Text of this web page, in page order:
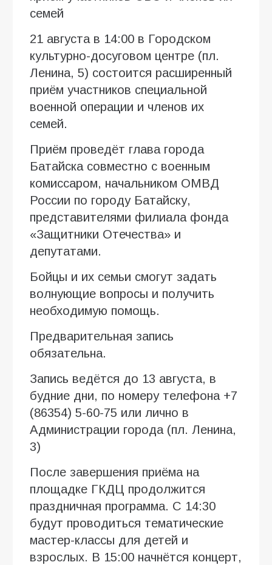
семей
21 августа в 14:00 в Городском
культурно-досуговом центре (пл.
Ленина, 5) состоится расширенный
приём участников специальной
военной операции и членов их
семей.
Приём проведёт глава города
Батайска совместно с военным
комиссаром, начальником ОМВД
России по городу Батайску,
представителями филиала фонда
«Защитники Отечества» и
депутатами.
Бойцы и их семьи смогут задать
волнующие вопросы и получить
необходимую помощь.
Предварительная запись
обязательна.
Запись ведётся до 13 августа, в
будние дни, по номеру телефона +7
(86354) 5-60-75 или лично в
Администрации города (пл. Ленина,
3)
После завершения приёма на
площадке ГКДЦ продолжится
праздничная программа. С 14:30
будут проводиться тематические
мастер-классы для детей и
взрослых. В 15:00 начнётся концерт,